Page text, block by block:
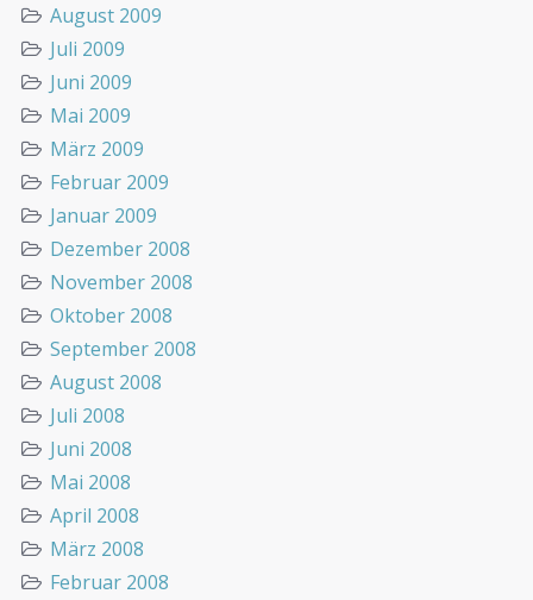
August 2009
Juli 2009
Juni 2009
Mai 2009
März 2009
Februar 2009
Januar 2009
Dezember 2008
November 2008
Oktober 2008
September 2008
August 2008
Juli 2008
Juni 2008
Mai 2008
April 2008
März 2008
Februar 2008